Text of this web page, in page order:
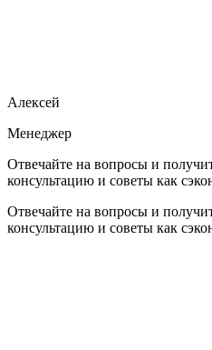
Алексей
Менеджер
Отвечайте на вопросы и
консультацию и советы как
Отвечайте на вопросы и
консультацию и советы как